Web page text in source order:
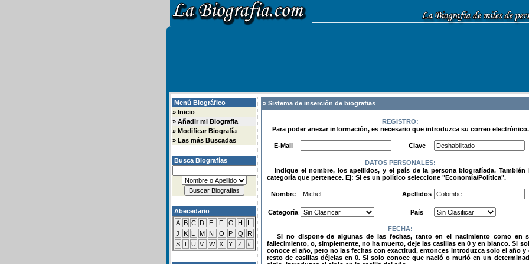
Menú Biográfico
» Inicio
» Añadir mi Biografia
» Modificar Biografía
» Las más Buscadas
Busca Biografías
Abecedario
A B C D E F G H
I
J
K L M N O P Q
R
S T U V W X Y Z #
» Sistema de inserción de biografias
REGISTRO:
Para poder anexar información, es necesario que introduzca su correo electrónico.
E-Mail
Clave
DATOS PERSONALES:
Indique el nombre, los apellidos, y el país de la persona biografíada. También
categoría que pertenece. Ej: Si es un político seleccione "Economía/Política".
Nombre
Apellidos
Categoría País
FECHA:
Si no dispone de algunas de las fechas, tanto en el nacimiento como en
fallecimiento, o, simplemente, no ha muerto, deje las casillas en 0 y en blanco. Si
conoce el año, pero no las fechas con exactitud, entonces introduzca solo el año y
resto de casillas déjelas en 0. Si solo conoce que nació o murió en un